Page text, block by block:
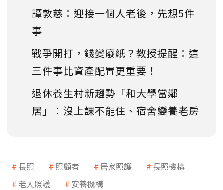
譚敦慈：迎接一個人老後，先想5件
事
戰爭開打，錢變廢紙？教授提醒：這
三件事比資產配置更重要！
退休養生村新趨勢「和大學當鄰
居」：沒上課不能住、宿舍變養老房
長照 照顧者 居家照護
長照機構
老人照護
安養機構